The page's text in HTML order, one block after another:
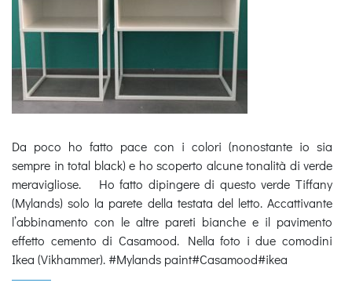
Da poco ho fatto pace con i colori (nonostante io sia
sempre in total black) e ho scoperto alcune tonalità di verde
meravigliose. Ho fatto dipingere di questo verde Tiffany
(Mylands) solo la parete della testata del letto. Accattivante
l’abbinamento con le altre pareti bianche e il pavimento
effetto cemento di Casamood. Nella foto i due comodini
Ikea (Vikhammer). #Mylands paint#Casamood#ikea